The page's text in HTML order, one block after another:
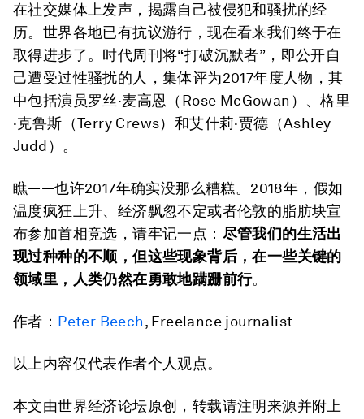
在社交媒体上发声，揭露自己被侵犯和骚扰的经
历。世界各地已有抗议游行，现在看来我们终于在
取得进步了。时代周刊将“打破沉默者”，即公开自
己遭受过性骚扰的人，集体评为2017年度人物，其
中包括演员罗丝·麦高恩（Rose McGowan）、格里
·克鲁斯（Terry Crews）和艾什莉·贾德（Ashley
Judd）。
瞧——也许2017年确实没那么糟糕。2018年，假如
温度疯狂上升、经济飘忽不定或者伦敦的脂肪块宣
布参加首相竞选，请牢记一点： 尽管我们的生活出
现过种种的不顺，但这些现象背后，在一些关键的
领域里，人类仍然在勇敢地蹒跚前行。
作者： Peter Beech, Freelance journalist
以上内容仅代表作者个人观点。
本文由世界经济论坛原创，转载请注明来源并附上